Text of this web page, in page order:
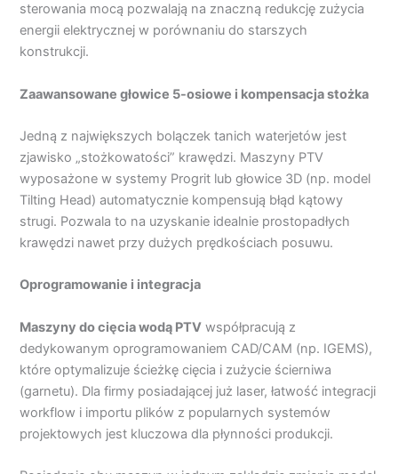
sterowania mocą pozwalają na znaczną redukcję zużycia
energii elektrycznej w porównaniu do starszych
konstrukcji.
Zaawansowane głowice 5-osiowe i kompensacja stożka
Jedną z największych bolączek tanich waterjetów jest
zjawisko „stożkowatości” krawędzi. Maszyny PTV
wyposażone w systemy Progrit lub głowice 3D (np. model
Tilting Head) automatycznie kompensują błąd kątowy
strugi. Pozwala to na uzyskanie idealnie prostopadłych
krawędzi nawet przy dużych prędkościach posuwu.
Oprogramowanie i integracja
Maszyny do cięcia wodą PTV współpracują z
dedykowanym oprogramowaniem CAD/CAM (np. IGEMS),
które optymalizuje ścieżkę cięcia i zużycie ścierniwa
(garnetu). Dla firmy posiadającej już laser, łatwość integracji
workflow i importu plików z popularnych systemów
projektowych jest kluczowa dla płynności produkcji.